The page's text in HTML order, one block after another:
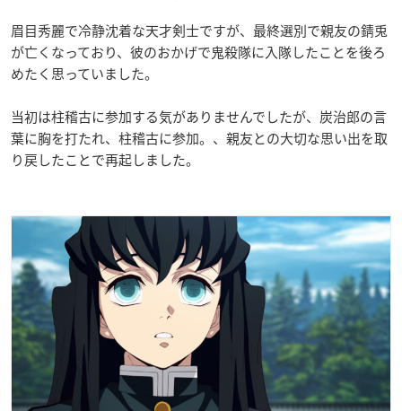
眉目秀麗で冷静沈着な天才剣士ですが、最終選別で親友の錆兎
が亡くなっており、彼のおかげで鬼殺隊に入隊したことを後ろ
めたく思っていました。
当初は柱稽古に参加する気がありませんでしたが、炭治郎の言
葉に胸を打たれ、柱稽古に参加。、親友との大切な思い出を取
り戻したことで再起しました。